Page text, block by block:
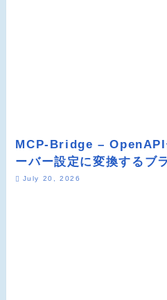
MCP-Bridge – OpenAPI
ーバー設定に変換するブ
July 20, 2026